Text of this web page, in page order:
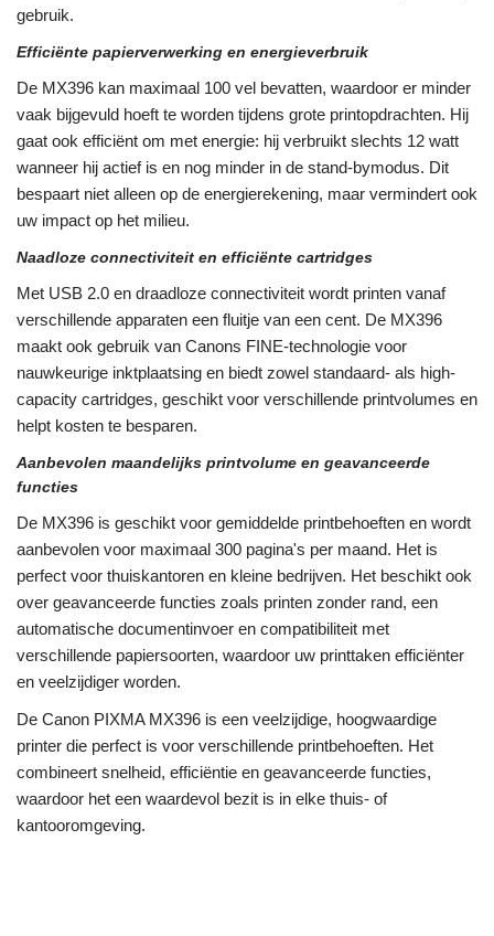
gebruik.
Efficiënte papierverwerking en energieverbruik
De MX396 kan maximaal 100 vel bevatten, waardoor er minder
vaak bijgevuld hoeft te worden tijdens grote printopdrachten. Hij
gaat ook efficiënt om met energie: hij verbruikt slechts 12 watt
wanneer hij actief is en nog minder in de stand-bymodus. Dit
bespaart niet alleen op de energierekening, maar vermindert ook
uw impact op het milieu.
Naadloze connectiviteit en efficiënte cartridges
Met USB 2.0 en draadloze connectiviteit wordt printen vanaf
verschillende apparaten een fluitje van een cent. De MX396
maakt ook gebruik van Canons FINE-technologie voor
nauwkeurige inktplaatsing en biedt zowel standaard- als high-
capacity cartridges, geschikt voor verschillende printvolumes en
helpt kosten te besparen.
Aanbevolen maandelijks printvolume en geavanceerde
functies
De MX396 is geschikt voor gemiddelde printbehoeften en wordt
aanbevolen voor maximaal 300 pagina's per maand. Het is
perfect voor thuiskantoren en kleine bedrijven. Het beschikt ook
over geavanceerde functies zoals printen zonder rand, een
automatische documentinvoer en compatibiliteit met
verschillende papiersoorten, waardoor uw printtaken efficiënter
en veelzijdiger worden.
De Canon PIXMA MX396 is een veelzijdige, hoogwaardige
printer die perfect is voor verschillende printbehoeften. Het
combineert snelheid, efficiëntie en geavanceerde functies,
waardoor het een waardevol bezit is in elke thuis- of
kantooromgeving.